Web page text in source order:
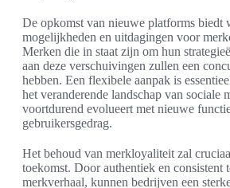
De opkomst van nieuwe platforms biedt
mogelijkheden en uitdagingen voor
Merken die in staat zijn om hun
aan deze verschuivingen zullen een
hebben. Een flexibele aanpak is
het veranderende landschap van sociale
voortdurend evolueert met nieuwe
gebruikersgedrag.
Het behoud van merkloyaliteit zal
toekomst. Door authentiek en consistent
merkverhaal, kunnen bedrijven een